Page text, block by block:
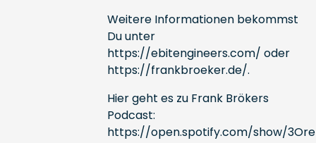
Weitere Informationen bekommst
Du unter
https://ebitengineers.com/ oder
https://frankbroeker.de/.
Hier geht es zu Frank Brökers
Podcast:
https://open.spotify.com/show/